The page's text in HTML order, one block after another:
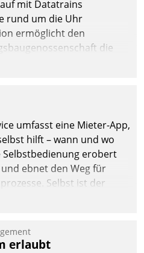
mit Datatrains
rund um die Uhr
ermöglicht den
die
Tablet oder PC.
umfasst eine Mieter-App,
hilft – wann und wo
erobert
ebnet den Weg für
Selbst ist der
erlaubt